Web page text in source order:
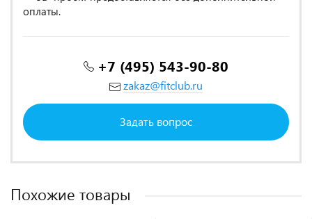
оплаты.
+7 (495) 543-90-80
zakaz@fitclub.ru
Задать вопрос
Похожие товары